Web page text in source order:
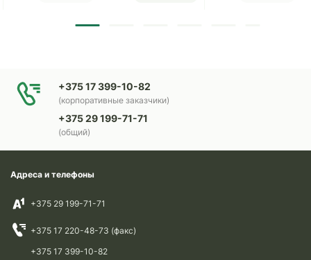
+375 17 399-10-82
(корпоративные заказчики)
+375 29 199-71-71
(общий)
Адреса и телефоны
+375 29 199-71-71
+375 17 220-48-73 (факс)
+375 17 399-10-82